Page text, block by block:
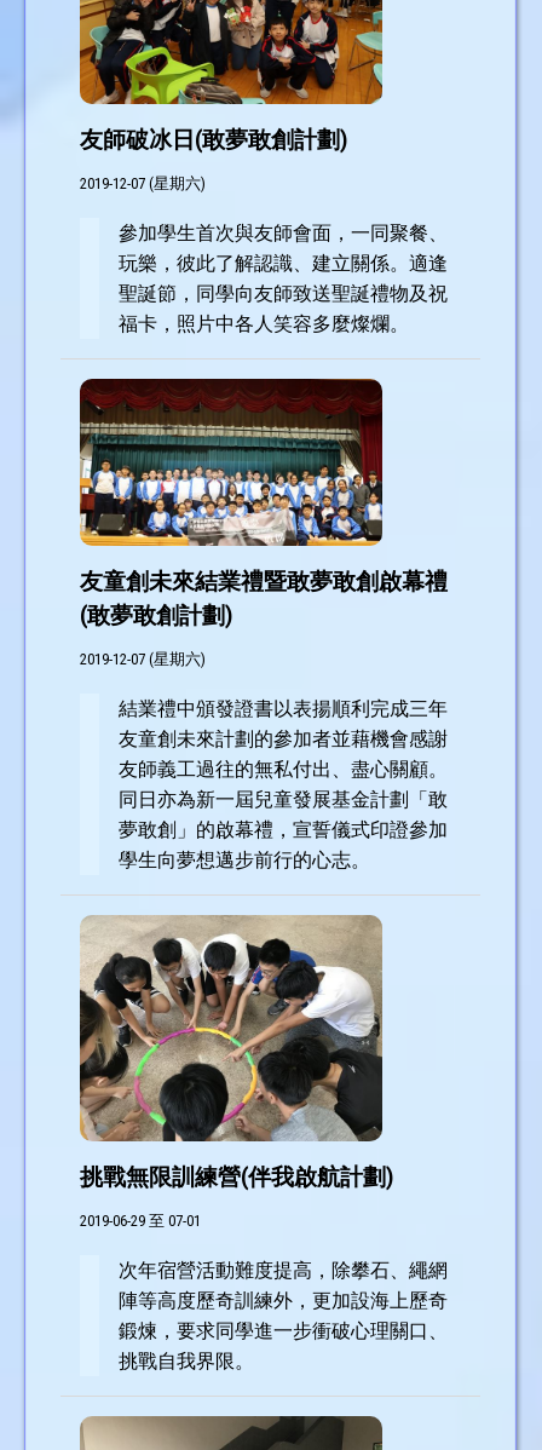
友師破冰日(敢夢敢創計劃)
2019-12-07 (星期六)
參加學生首次與友師會面，一同聚餐、
玩樂，彼此了解認識、建立關係。適逢
聖誕節，同學向友師致送聖誕禮物及祝
福卡，照片中各人笑容多麼燦爛。
友童創未來結業禮暨敢夢敢創啟幕禮
(敢夢敢創計劃)
2019-12-07 (星期六)
結業禮中頒發證書以表揚順利完成三年
友童創未來計劃的參加者並藉機會感謝
友師義工過往的無私付出、盡心關顧。
同日亦為新一屆兒童發展基金計劃「敢
夢敢創」的啟幕禮，宣誓儀式印證參加
學生向夢想邁步前行的心志。
挑戰無限訓練營(伴我啟航計劃)
2019-06-29 至 07-01
次年宿營活動難度提高，除攀石、繩網
陣等高度歷奇訓練外，更加設海上歷奇
鍛煉，要求同學進一步衝破心理關口、
挑戰自我界限。